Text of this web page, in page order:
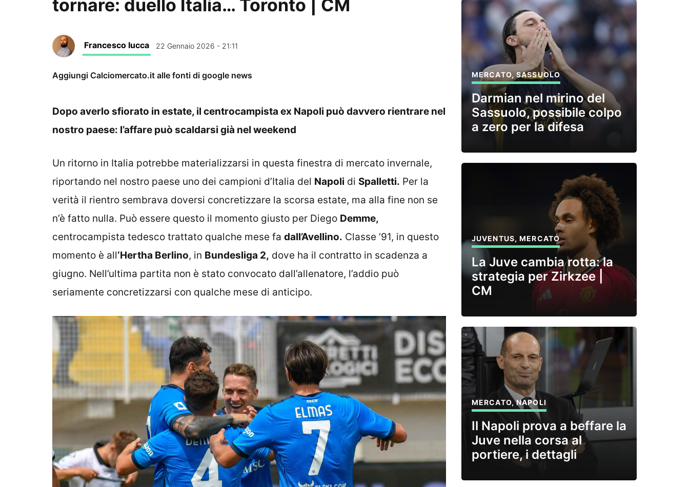
tornare: duello Italia… Toronto | CM
Francesco Iucca 22 Gennaio 2026 - 21:11
Aggiungi Calciomercato.it alle fonti di google news
Dopo averlo sfiorato in estate, il centrocampista ex Napoli può davvero rientrare nel
nostro paese: l’affare può scaldarsi già nel weekend
Un ritorno in Italia potrebbe materializzarsi in questa finestra di mercato invernale,
riportando nel nostro paese uno dei campioni d’Italia del Napoli di Spalletti. Per la
verità il rientro sembrava doversi concretizzare la scorsa estate, ma alla fine non se
n’è fatto nulla. Può essere questo il momento giusto per Diego Demme,
centrocampista tedesco trattato qualche mese fa dall’Avellino. Classe ’91, in questo
momento è all‘Hertha Berlino, in Bundesliga 2, dove ha il contratto in scadenza a
giugno. Nell’ultima partita non è stato convocato dall’allenatore, l’addio può
seriamente concretizzarsi con qualche mese di anticipo.
MERCATO,SASSUOLO
Darmian nel mirino del
Sassuolo, possibile colpo
a zero per la difesa
JUVENTUS,MERCATO
La Juve cambia rotta: la
strategia per Zirkzee |
CM
MERCATO,NAPOLI
Il Napoli prova a beffare la
Juve nella corsa al
portiere, i dettagli